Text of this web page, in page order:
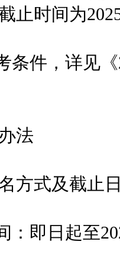
止时间为
件，详见《
法
式及截止
即日起至